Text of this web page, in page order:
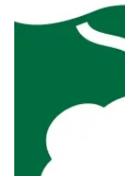
umgebenden